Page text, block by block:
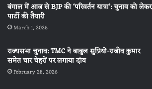
बंगाल में आज से BJP की ‘परिवर्तन यात्रा’: चुनाव को लेकर
पार्टी की तैयारी
March 1, 2026
राज्यसभा चुनाव: TMC ने बाबुल सुप्रियो-राजीव कुमार
समेत चार चेहरों पर लगाया दांव
February 28, 2026